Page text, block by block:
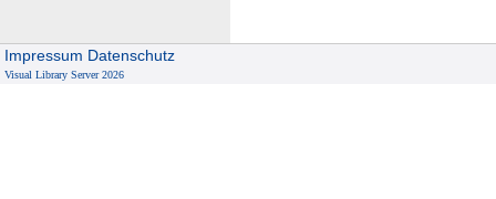
Impressum Datenschutz
Visual Library Server 2026